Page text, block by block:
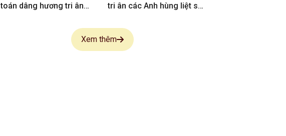
toán dâng hương tri ân
tri ân các Anh hùng liệt sĩ,
Xem thêm